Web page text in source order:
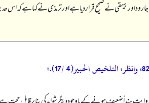
اور بیہقی نے صحیح قرار دیا ہے اور ترمذی نے کہا ہے کہ اس